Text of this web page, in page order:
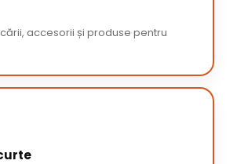
accesorii și produse pentru